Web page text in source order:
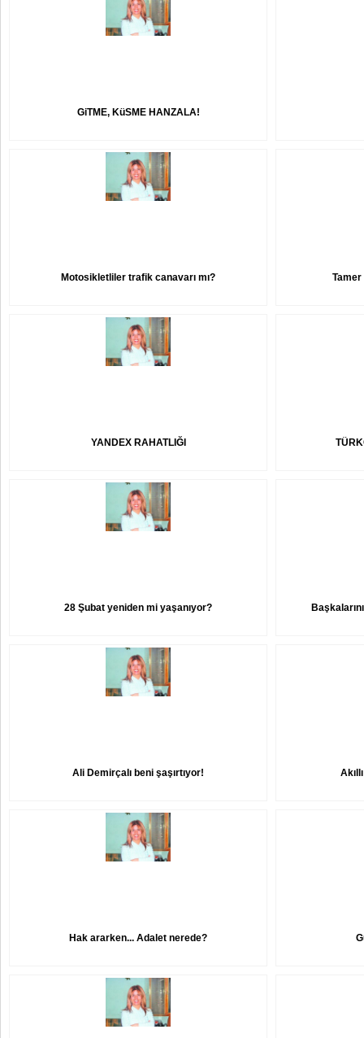
GiTME, KüSME HANZALA!
Motosikletliler trafik canavarı mı? Tamer
YANDEX RAHATLIĞI
28 Şubat yeniden mi yaşanıyor?
Ali Demirçalı beni şaşırtıyor!
Hak ararken... Adalet nerede?